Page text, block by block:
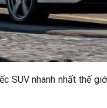
SUV nhanh nhất thế